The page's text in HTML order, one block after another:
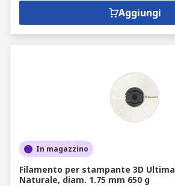
Aggiungi
In magazzino
Filamento per stampante 3D
Naturale, diam. 1.75 mm 650 g